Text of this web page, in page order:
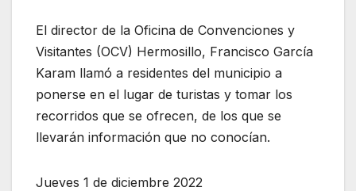
El director de la Oficina de Convenciones y
Visitantes (OCV) Hermosillo, Francisco García
Karam llamó a residentes del municipio a
ponerse en el lugar de turistas y tomar los
recorridos que se ofrecen, de los que se
llevarán información que no conocían.
Jueves 1 de diciembre 2022